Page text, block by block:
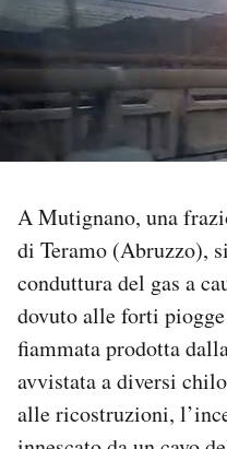
PODCAST
NEWSLETTER
I MIEI PREFERITI
SHOP
Area Personale
A Mutignano, una
di Teramo (Abruzzo),
conduttura del gas a
dovuto alle forti
fiammata prodotta
avvistata a diversi
alle ricostruzioni,